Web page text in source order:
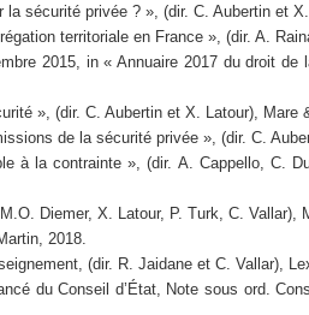
sécurité privée ? », (dir. C. Aubertin et
territoriale en France », (dir. A.
2015 , in « Annuaire 2017 du droit
», (dir. C. Aubertin et X. Latour), Mare
de la sécurité privée », (dir. C.
à la contrainte », (dir. A. Cappello, C.
M.O. Diemer, X. Latour, P. Turk, C. Vallar),
2018.
(dir. R. Jaidane et C. Vallar),
du Conseil d’État,
Note sous ord.